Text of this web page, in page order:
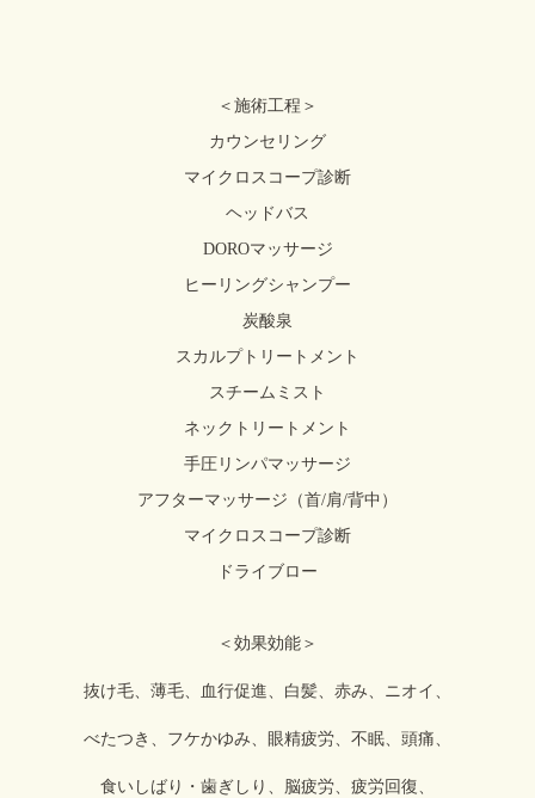
＜施術工程＞
カウンセリング
マイクロスコープ診断
ヘッドバス
DOROマッサージ
ヒーリングシャンプー
炭酸泉
スカルプトリートメント
スチームミスト
ネックトリートメント
手圧リンパマッサージ
アフターマッサージ（首/肩/背中）
マイクロスコープ診断
ドライブロー
＜効果効能＞
抜け毛、薄毛、血行促進、白髪、赤み、ニオイ、
べたつき、フケかゆみ、眼精疲労、不眠、頭痛、
食いしばり・歯ぎしり、脳疲労、疲労回復、